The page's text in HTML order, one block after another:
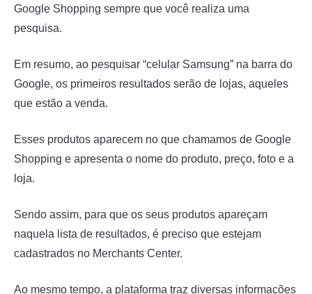
Google Shopping sempre que você realiza uma
pesquisa.
Em resumo, ao pesquisar “celular Samsung” na barra do
Google, os primeiros resultados serão de lojas, aqueles
que estão a venda.
Esses produtos aparecem no que chamamos de Google
Shopping e apresenta o nome do produto, preço, foto e a
loja.
Sendo assim, para que os seus produtos apareçam
naquela lista de resultados, é preciso que estejam
cadastrados no Merchants Center.
Ao mesmo tempo, a plataforma traz diversas informações